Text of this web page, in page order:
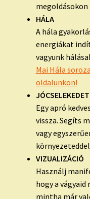
HÁLA
A hála
energiákat
vagyunk
Mai Hála
oldalunkon!
Egy apró
vissza. Segíts
vagy
VIZUALIZÁCIÓ
Használj
hogy a
mintha már